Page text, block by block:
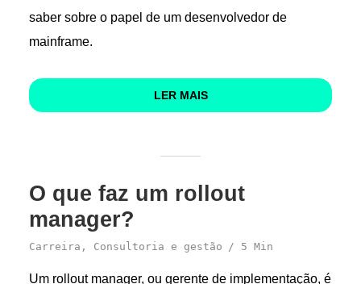
saber sobre o papel de um desenvolvedor de
mainframe.
LER MAIS
O que faz um rollout
manager?
Carreira , Consultoria e gestão 5 Min
Um rollout manager, ou gerente de implementação, é